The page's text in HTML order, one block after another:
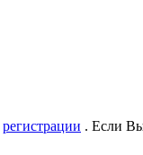
регистрации . Если